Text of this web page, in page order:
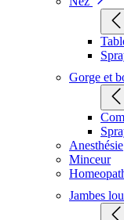
Gorge et
Anesthésie
Minceur
Jambes